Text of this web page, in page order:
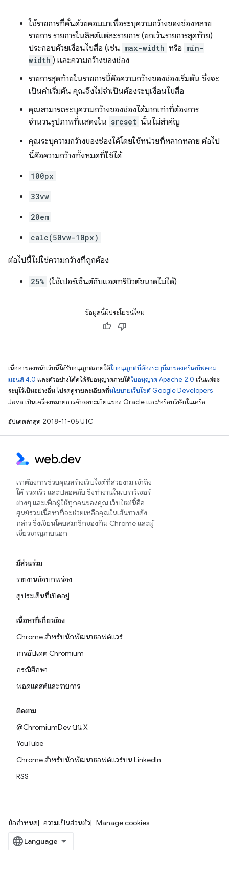
ใช้รายการที่คั่นด้วยคอมมาเพื่อระบุความกว้างของช่องหลาย
รายการ รายการในลิสต์แต่ละรายการ (ยกเว้นรายการสุดท้าย)
ประกอบด้วยเงื่อนไขสื่อ (เช่น max-width หรือ min-
width ) และความกว้างของช่อง
รายการสุดท้ายในรายการนี้คือความกว้างของช่องเริ่มต้น ซึ่งจะ
เป็นค่าเริ่มต้น คุณจึงไม่จำเป็นต้องระบุเงื่อนไขสื่อ
คุณสามารถระบุความกว้างของช่องได้มากเท่าที่ต้องการ
จำนวนรูปภาพที่แสดงใน srcset นั้นไม่สำคัญ
คุณระบุความกว้างของช่องได้โดยใช้หน่วยที่หลากหลาย ต่อไป
นี้คือความกว้างทั้งหมดที่ใช้ได้
100px
33vw
20em
calc(50vw-10px)
ต่อไปนี้ไม่ใช่ความกว้างที่ถูกต้อง
25% (ใช้เปอร์เซ็นต์กับแอตทริบิวต์ขนาดไม่ได้)
ข้อมูลนี้มีประโยชน์ไหม
เนื้อหาของหน้าเว็บนี้ได้รับอนุญาตภายใต้ใบอนุญาตที่ต้องระบุที่มาของครีเอทีฟคอม
มอนส์ 4.0 และตัวอย่างโค้ดได้รับอนุญาตภายใต้ใบอนุญาต Apache 2.0 เว้นแต่จะ
ระบุไว้เป็นอย่างอื่น โปรดดูรายละเอียดที่นโยบายเว็บไซต์ Google Developers
Java เป็นเครื่องหมายการค้าจดทะเบียนของ Oracle และ/หรือบริษัทในเครือ
อัปเดตล่าสุด 2018-11-05 UTC
เราต้องการช่วยคุณสร้างเว็บไซต์ที่สวยงาม เข้าถึง
ได้ รวดเร็ว และปลอดภัย ซึ่งทำงานในเบราว์เซอร์
ต่างๆ และเพื่อผู้ใช้ทุกคนของคุณ เว็บไซต์นี้คือ
ศูนย์รวมเนื้อหาที่จะช่วยเหลือคุณในเส้นทางดัง
กล่าว ซึ่งเขียนโดยสมาชิกของทีม Chrome และผู้
เชี่ยวชาญภายนอก
มีส่วนร่วม
รายงานข้อบกพร่อง
ดูประเด็นที่เปิดอยู่
เนื้อหาที่เกี่ยวข้อง
Chrome สำหรับนักพัฒนาซอฟต์แวร์
การอัปเดต Chromium
กรณีศึกษา
พอดแคสต์และรายการ
ติดตาม
@ChromiumDev บน X
YouTube
Chrome สำหรับนักพัฒนาซอฟต์แวร์บน LinkedIn
RSS
ข้อกำหนด ความเป็นส่วนตัว Manage cookies